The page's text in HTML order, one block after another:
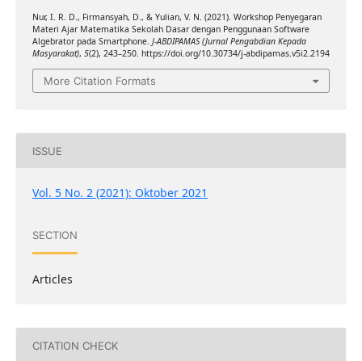
Nur, I. R. D., Firmansyah, D., & Yulian, V. N. (2021). Workshop Penyegaran
Materi Ajar Matematika Sekolah Dasar dengan Penggunaan Software
Algebrator pada Smartphone. J-ABDIPAMAS (Jurnal Pengabdian Kepada
Masyarakat), 5(2), 243–250. https://doi.org/10.30734/j-abdipamas.v5i2.2194
More Citation Formats
ISSUE
Vol. 5 No. 2 (2021): Oktober 2021
SECTION
Articles
CITATION CHECK